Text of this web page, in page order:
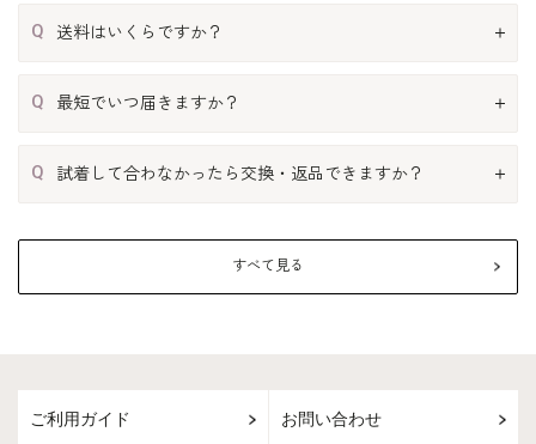
Q 送料はいくらですか？
Q 最短でいつ届きますか？
Q 試着して合わなかったら交換・返品できますか？
すべて見る
ご利用ガイド お問い合わせ